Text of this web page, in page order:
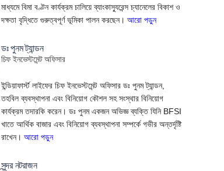
মাধ্যমে বিমা বণ্টন কার্যক্রম চালিয়ে ব্যাংকাস্যুরেন্স চ্যানেলের বিকাশ ও
দক্ষতা বৃদ্ধিতে গুরুত্বপূর্ণ ভূমিকা পালন করছেন। আরো পড়ুন
ডঃ পুনম ট্যান্ডন
চিফ ইনভেস্টমেন্ট অফিসার
ইন্ডিয়াফার্স্ট লাইফের চিফ ইনভেস্টমেন্ট অফিসার ডঃ পুনম ট্যান্ডন,
তহবিল ব্যবস্থাপনা এবং বিনিয়োগ কৌশল সহ সংস্থার বিনিয়োগ
কার্যক্রম তদারকি করেন। ডঃ পুনম একজন অভিজ্ঞ ব্যক্তি যিনি BFSI
খাতে আর্থিক বাজার এবং বিনিয়োগ ব্যবস্থাপনা সম্পর্কে গভীর অন্তর্দৃষ্টি
রাখেন। আরো পড়ুন
সুন্দর নটরাজন